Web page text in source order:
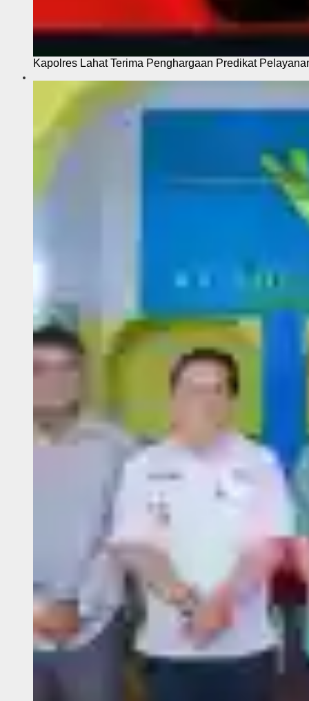
Kapolres Lahat Terima Penghargaan Predikat